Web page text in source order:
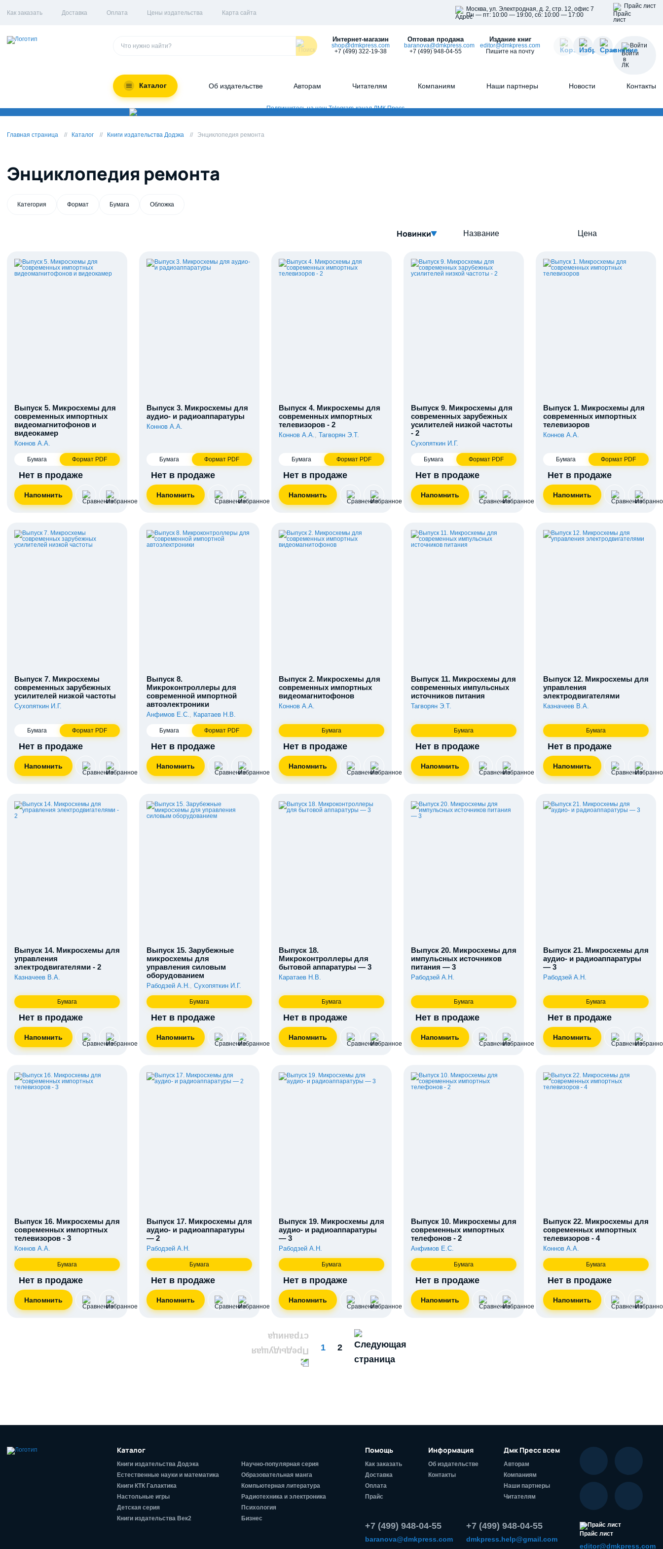
Как заказать Доставка Оплата Цены издательства Карта сайта
Москва, ул. Электродная, д. 2, стр. 12, офис 7
Пн — пт: 10:00 — 19:00, сб: 10:00 — 17:00
Прайс лист
Интернет-магазин
shop@dmkpress.com
+7 (499) 322-19-38
Оптовая продажа
baranova@dmkpress.com
+7 (499) 948-04-55
Издание книг
editor@dmkpress.com
Пишите на почту
Войти
Каталог Об издательстве Авторам Читателям Компаниям Наши партнеры Новости Контакты
Главная страница Каталог Книги издательства Додэка Энциклопедия ремонта
Энциклопедия ремонта
Категория Формат Бумага Обложка
Новинки Название Цена
Выпуск 5. Микросхемы для
современных импортных
видеомагнитофонов и
видеокамер
Коннов А.А.
Бумага Формат PDF
Нет в продаже
Выпуск 3. Микросхемы для
аудио- и радиоаппаратуры
Коннов А.А.
Бумага Формат PDF
Нет в продаже
Выпуск 4. Микросхемы для
современных импортных
телевизоров - 2
Коннов А.А., Тагворян Э.Т.
Бумага Формат PDF
Нет в продаже
Выпуск 9. Микросхемы для
современных зарубежных
усилителей низкой частоты
- 2
Сухопяткин И.Г.
Бумага Формат PDF
Нет в продаже
Выпуск 1. Микросхемы для
современных импортных
телевизоров
Коннов А.А.
Бумага Формат PDF
Нет в продаже
Выпуск 7. Микросхемы
современных зарубежных
усилителей низкой частоты
Сухопяткин И.Г.
Бумага Формат PDF
Нет в продаже
Выпуск 8.
Микроконтроллеры для
современной импортной
автоэлектроники
Анфимов Е.С., Каратаев Н.В.
Бумага Формат PDF
Нет в продаже
Выпуск 2. Микросхемы для
современных импортных
видеомагнитофонов
Коннов А.А.
Бумага
Нет в продаже
Выпуск 11. Микросхемы для
современных импульсных
источников питания
Тагворян Э.Т.
Бумага
Нет в продаже
Выпуск 12. Микросхемы для
управления
электродвигателями
Казначеев В.А.
Бумага
Нет в продаже
Выпуск 14. Микросхемы для
управления
электродвигателями - 2
Казначеев В.А.
Бумага
Нет в продаже
Выпуск 15. Зарубежные
микросхемы для
управления силовым
оборудованием
Рабодзей А.Н., Сухопяткин И.Г.
Бумага
Нет в продаже
Выпуск 18.
Микроконтроллеры для
бытовой аппаратуры — 3
Каратаев Н.В.
Бумага
Нет в продаже
Выпуск 20. Микросхемы для
импульсных источников
питания — 3
Рабодзей А.Н.
Бумага
Нет в продаже
Выпуск 21. Микросхемы для
аудио- и радиоаппаратуры
— 3
Рабодзей А.Н.
Бумага
Нет в продаже
Выпуск 16. Микросхемы для
современных импортных
телевизоров - 3
Коннов А.А.
Бумага
Нет в продаже
Выпуск 17. Микросхемы для
аудио- и радиоаппаратуры
— 2
Рабодзей А.Н.
Бумага
Нет в продаже
Выпуск 19. Микросхемы для
аудио- и радиоаппаратуры
— 3
Рабодзей А.Н.
Бумага
Нет в продаже
Выпуск 10. Микросхемы для
современных импортных
телефонов - 2
Анфимов Е.С.
Бумага
Нет в продаже
Выпуск 22. Микросхемы для
современных импортных
телевизоров - 4
Коннов А.А.
Бумага
Нет в продаже
1 2
Каталог
Книги издательства Додэка
Естественные науки и математика
Книги КТК Галактика
Настольные игры
Детская серия
Книги издательства Век2
Научно-популярная серия
Образовательная манга
Компьютерная литература
Радиотехника и электроника
Психология
Бизнес
Помощь
Как заказать
Доставка
Оплата
Прайс
Информация
Об издательстве
Контакты
Дмк Пресс всем
Авторам
Компаниям
Наши партнеры
Читателям
+7 (499) 948-04-55
baranova@dmkpress.com
+7 (499) 948-04-55
dmkpress.help@gmail.com
Прайс лист
editor@dmkpress.com